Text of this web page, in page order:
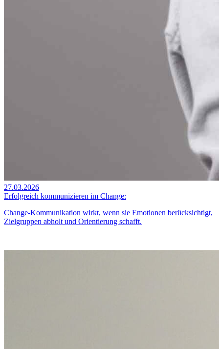
27.03.2026
Erfolgreich kommunizieren im Change:
Change-Kommunikation wirkt, wenn sie Emotionen berücksichtigt,
Zielgruppen abholt und Orientierung schafft.